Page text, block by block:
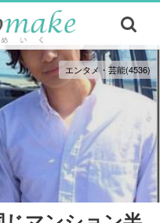
エンタメ・芸能(4536)